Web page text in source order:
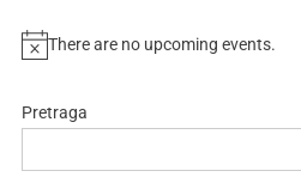
There are no upcoming events.
Pretraga